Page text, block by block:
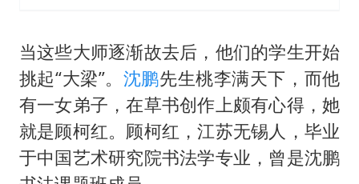
当这些大师逐渐故去后，他们的学生开始
挑起“大梁”。 沈鹏先生桃李满天下，而他
有一女弟子，在草书创作上颇有心得，她
就是顾柯红。顾柯红，江苏无锡人，毕业
于中国艺术研究院书法学专业，曾是沈鹏